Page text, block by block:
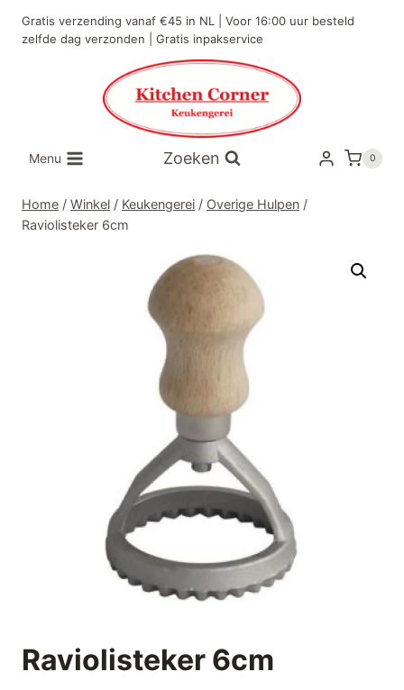
naar
Gratis verzending vanaf €45 in NL | Voor 16:00 uur besteld
zelfde dag verzonden | Gratis inpakservice
Menu Zoeken 0
Home / Winkel / Keukengerei / Overige Hulpen /
Raviolisteker 6cm
Raviolisteker 6cm